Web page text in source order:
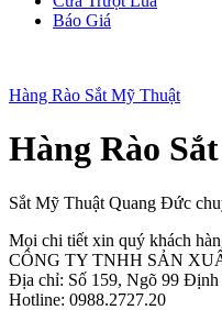
Báo Giá
Hàng Rào Sắt Mỹ Thuật
Hàng Rào
Sắt Mỹ Thuật Quang Đức
Mọi chi tiết xin quý khách
CÔNG TY TNHH SẢN
Địa chỉ: Số 159, Ngõ 99
Hotline: 0988.2727.20